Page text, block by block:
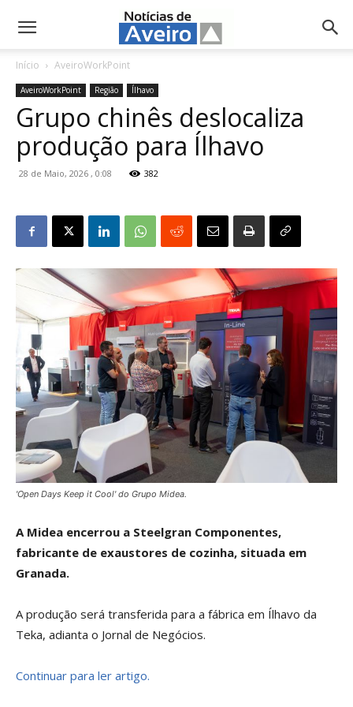
NotíciasdeAveiro.pt
Início AveiroWorkPoint
AveiroWorkPoint Região Ílhavo
Grupo chinês deslocaliza
produção para Ílhavo
28 de Maio, 2026 , 0:08 382
'Open Days Keep it Cool' do Grupo Midea.
A Midea encerrou a Steelgran Componentes,
fabricante de exaustores de cozinha, situada em
Granada.
A produção será transferida para a fábrica em Ílhavo da
Teka, adianta o Jornal de Negócios.
Continuar para ler artigo.